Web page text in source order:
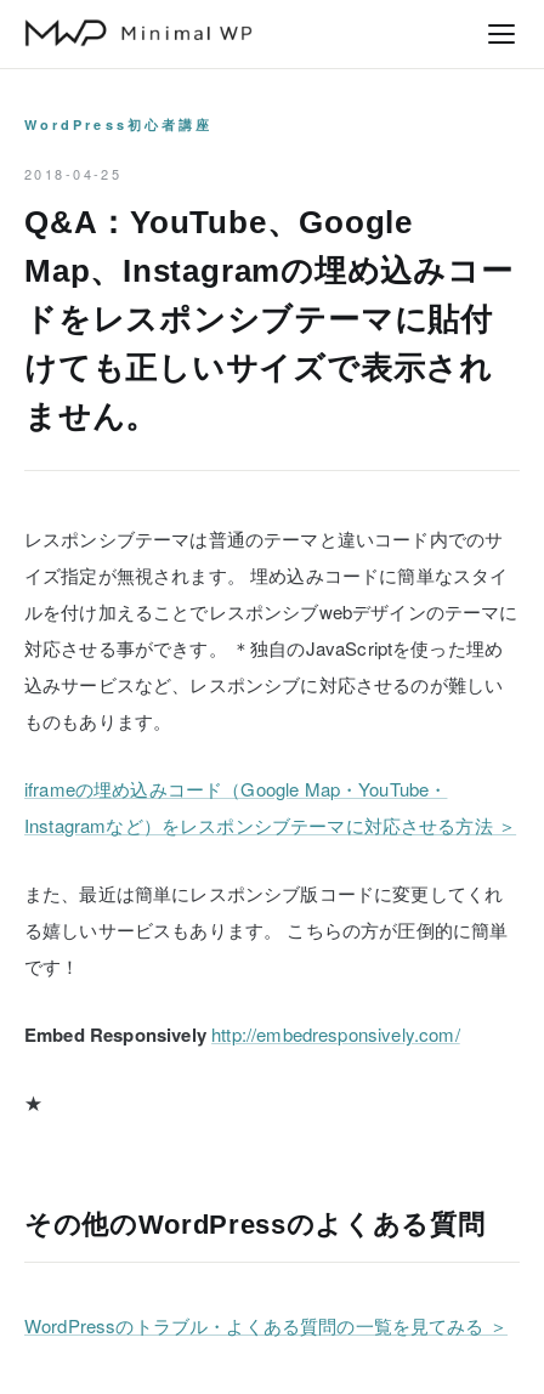
WordPress初心者講座
2018-04-25
Q&A：YouTube、Google
Map、Instagramの埋め込みコー
ドをレスポンシブテーマに貼付
けても正しいサイズで表示され
ません。
レスポンシブテーマは普通のテーマと違いコード内でのサ
イズ指定が無視されます。
埋め込みコードに簡単なスタイ
ルを付け加えることでレスポンシブwebデザインのテーマに
対応させる事ができす。
＊独自のJavaScriptを使った埋め
込みサービスなど、レスポンシブに対応させるのが難しい
ものもあります。
iframeの埋め込みコード（Google Map・YouTube・
Instagramなど）をレスポンシブテーマに対応させる方法 ＞
また、最近は簡単にレスポンシブ版コードに変更してくれ
る嬉しいサービスもあります。
こちらの方が圧倒的に簡単
です！
Embed Responsively http://embedresponsively.com/
★
その他のWordPressのよくある質問
WordPressのトラブル・よくある質問の一覧を見てみる ＞